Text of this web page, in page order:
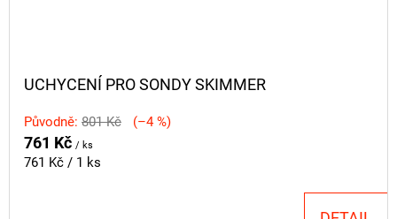
UCHYCENÍ PRO SONDY SKIMMER
Původně: 801 Kč (–4 %)
761 Kč / ks
Měrná
761 Kč / 1 ks